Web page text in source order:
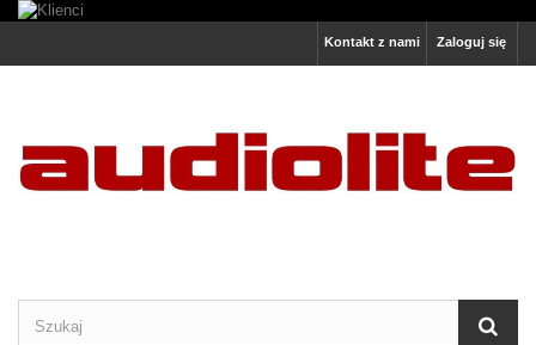
Zaloguj się
Kontakt z nami